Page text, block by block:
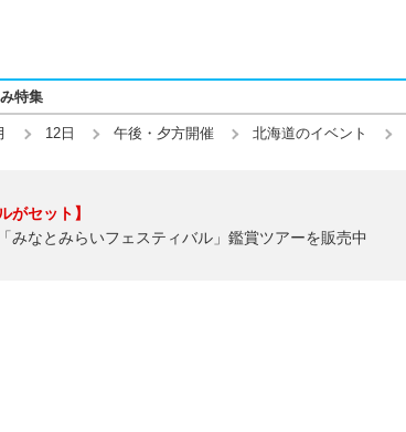
特集
12日 午後・夕方開催 北海道のイベント
がセット】
みなとみらいフェスティバル」鑑賞ツアーを販売中